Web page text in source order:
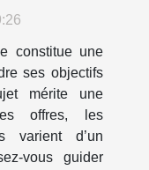
constitue une
ses objectifs
mérite une
offres, les
varient d’un
vous guider